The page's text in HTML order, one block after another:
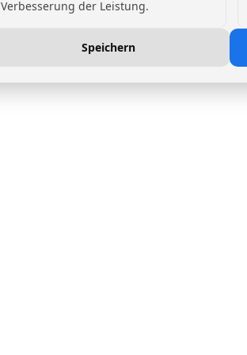
Verbesserung der Leistung.
Speichern